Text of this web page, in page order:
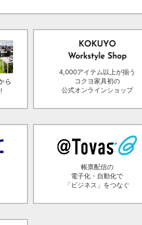
4,000アイテム以上が揃う
コクヨ家具初の
公式オンラインショップ
帳票配信の
電子化・自動化で
「ビジネス」をつなぐ